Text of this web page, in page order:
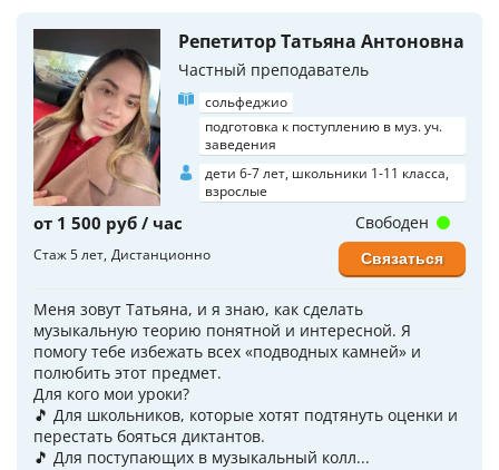
Репетитор Татьяна Антоновна
Частный преподаватель
сольфеджио
подготовка к поступлению в муз. уч.
заведения
дети 6-7 лет, школьники 1-11 класса,
взрослые
от 1 500 руб / час
Стаж 5 лет Дистанционно
Меня зовут Татьяна, и я знаю, как сделать
музыкальную теорию понятной и интересной. Я
помогу тебе избежать всех «подводных камней» и
полюбить этот предмет.
Для кого мои уроки?
🎵 Для школьников, которые хотят подтянуть оценки и
перестать бояться диктантов.
🎵 Для поступающих в музыкальный колл...
Свободен
Связаться